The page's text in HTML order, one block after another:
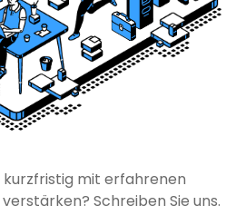
kurzfristig mit erfahrenen
Schreiben Sie uns.